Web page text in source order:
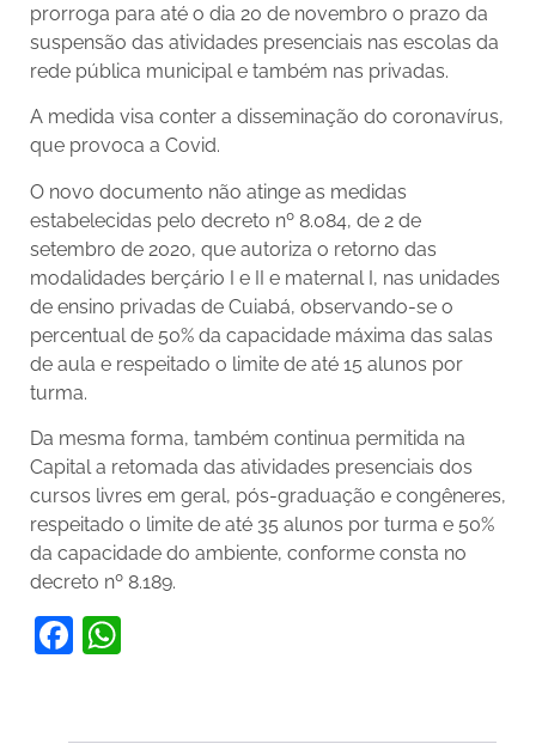
prorroga para até o dia 20 de novembro o prazo da
suspensão das atividades presenciais nas escolas da
rede pública municipal e também nas privadas.
A medida visa conter a disseminação do coronavírus,
que provoca a Covid.
O novo documento não atinge as medidas
estabelecidas pelo decreto nº 8.084, de 2 de
setembro de 2020, que autoriza o retorno das
modalidades berçário I e II e maternal I, nas unidades
de ensino privadas de Cuiabá, observando-se o
percentual de 50% da capacidade máxima das salas
de aula e respeitado o limite de até 15 alunos por
turma.
Da mesma forma, também continua permitida na
Capital a retomada das atividades presenciais dos
cursos livres em geral, pós-graduação e congêneres,
respeitado o limite de até 35 alunos por turma e 50%
da capacidade do ambiente, conforme consta no
decreto nº 8.189.
Facebook